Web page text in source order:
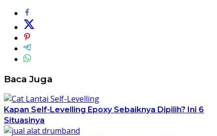
Baca Juga
Kapan Self-Levelling Epoxy Sebaiknya Dipilih? Ini 6
Situasinya